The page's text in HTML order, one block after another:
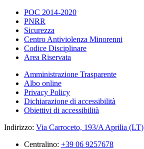
POC 2014-2020
PNRR
Sicurezza
Centro Antiviolenza Minorenni
Codice Disciplinare
Area Riservata
Amministrazione Trasparente
Albo online
Privacy Policy
Dichiarazione di accessibilità
Obiettivi di accessibilità
Indirizzo: Via Carroceto, 193/A Aprilia (LT)
Centralino: +39 06 9257678